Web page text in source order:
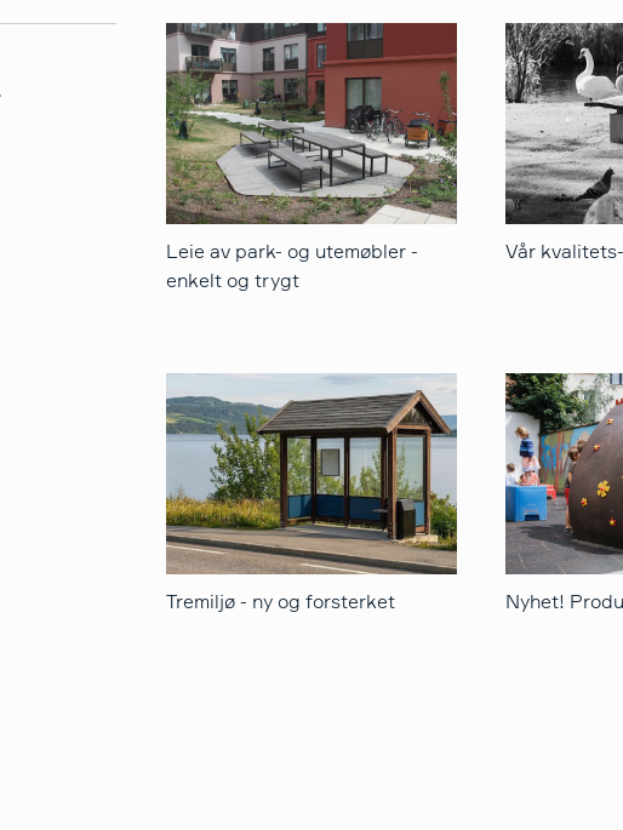
Leie av park- og utemøbler -
enkelt og trygt
Vår
Tremiljø - ny og forsterket Nyhet!